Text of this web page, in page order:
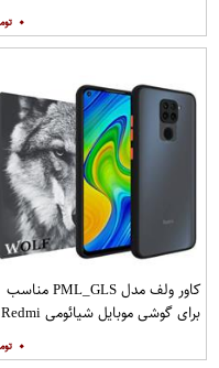
۰
کاور ولف مدل PML_GLS مناسب
برای گوشی موبایل شیائومی Redmi
۰